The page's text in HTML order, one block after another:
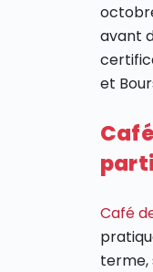
avant
et
Café
terme,